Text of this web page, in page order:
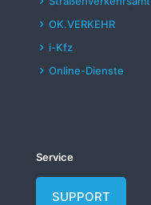
OK.VERKEHR
i-Kfz
Online-Dienste
Service
SUPPORT